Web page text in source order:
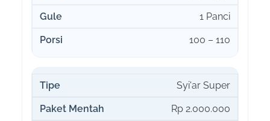
1 Panci
100 – 110
Syi'ar Super
Rp 2.000.000